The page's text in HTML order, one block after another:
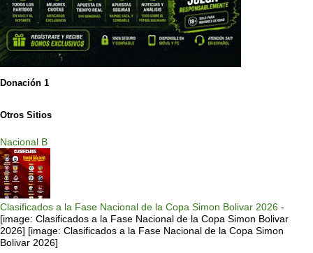
Donación 1
Otros Sitios
Nacional B
Clasificados a la Fase Nacional de la Copa Simon Bolivar 2026 -
[image: Clasificados a la Fase Nacional de la Copa Simon Bolivar
2026] [image: Clasificados a la Fase Nacional de la Copa Simon
Bolivar 2026]